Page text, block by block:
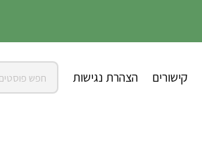
קישורים הצהרת נגישות